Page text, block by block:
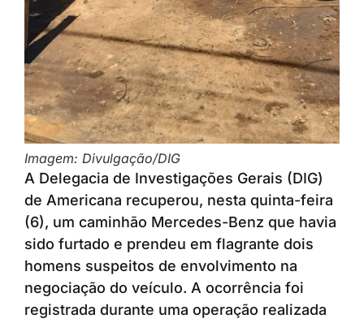
Imagem: Divulgação/DIG
A Delegacia de Investigações Gerais (DIG)
de Americana recuperou, nesta quinta-feira
(6), um caminhão Mercedes-Benz que havia
sido furtado e prendeu em flagrante dois
homens suspeitos de envolvimento na
negociação do veículo. A ocorrência foi
registrada durante uma operação realizada